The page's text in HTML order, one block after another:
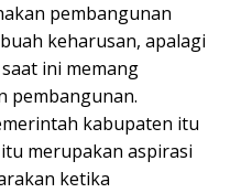
pembangunan
keharusan, apalagi
ini memang
pembangunan.
kabupaten itu
merupakan aspirasi
ketika